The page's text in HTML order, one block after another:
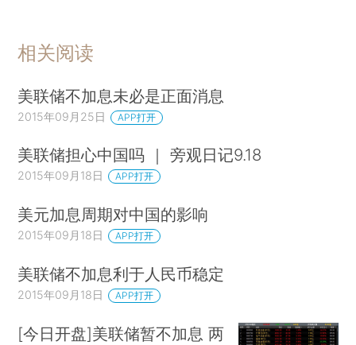
相关阅读
美联储不加息未必是正面消息
2015年09月25日 APP打开
美联储担心中国吗 ｜ 旁观日记9.18
2015年09月18日 APP打开
美元加息周期对中国的影响
2015年09月18日 APP打开
美联储不加息利于人民币稳定
2015年09月18日 APP打开
[今日开盘]美联储暂不加息 两